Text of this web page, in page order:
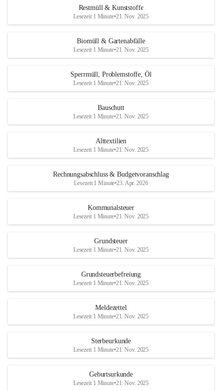
Restmüll & Kunststoffe
Lesezeit 1 Minute•21. Nov. 2025
Biomüll & Gartenabfälle
Lesezeit 1 Minute•21. Nov. 2025
Sperrmüll, Problemstoffe, Öl
Lesezeit 1 Minute•21. Nov. 2025
Bauschutt
Lesezeit 1 Minute•21. Nov. 2025
Alttextilien
Lesezeit 1 Minute•21. Nov. 2025
Rechnungsabschluss & Budgetvoranschlag
Lesezeit 1 Minute•23. Apr. 2026
Kommunalsteuer
Lesezeit 1 Minute•21. Nov. 2025
Grundsteuer
Lesezeit 1 Minute•21. Nov. 2025
Grundsteuerbefreiung
Lesezeit 1 Minute•21. Nov. 2025
Meldezettel
Lesezeit 1 Minute•21. Nov. 2025
Sterbeurkunde
Lesezeit 1 Minute•21. Nov. 2025
Geburtsurkunde
Lesezeit 1 Minute•21. Nov. 2025